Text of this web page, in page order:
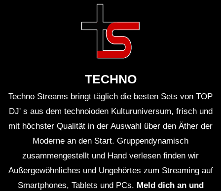
TECHNO
Techno Streams bringt täglich die besten Sets von TOP
DJ' s aus dem technoioden Kulturuniversum, frisch und
mit höchster Qualität in der Auswahl über den Äther der
Moderne an den Start. Gruppendynamisch
zusammengestellt und Hand verlesen finden wir
Außergewöhnliches und Ungehörtes zum Streaming auf
Smartphones, Tablets und PCs. Meld dich an und